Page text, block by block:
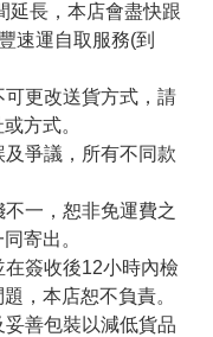
延長，本店會盡快跟
速運自取服務(到
更改送貨方式，請
方式。
爭議，所有不同款
一，恕非免運費之
寄出。
簽收後12小時內檢
，本店恕不負責。
善包裝以減低貨品